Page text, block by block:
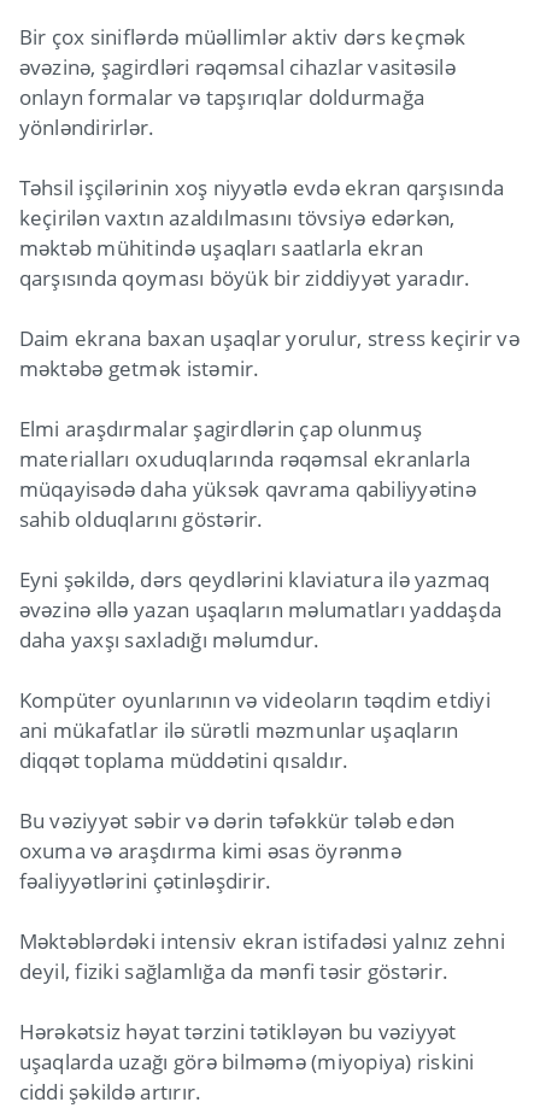
Bir çox siniflərdə müəllimlər aktiv dərs keçmək
əvəzinə, şagirdləri rəqəmsal cihazlar vasitəsilə
onlayn formalar və tapşırıqlar doldurmağa
yönləndirirlər.
Təhsil işçilərinin xoş niyyətlə evdə ekran qarşısında
keçirilən vaxtın azaldılmasını tövsiyə edərkən,
məktəb mühitində uşaqları saatlarla ekran
qarşısında qoyması böyük bir ziddiyyət yaradır.
Daim ekrana baxan uşaqlar yorulur, stress keçirir və
məktəbə getmək istəmir.
Elmi araşdırmalar şagirdlərin çap olunmuş
materialları oxuduqlarında rəqəmsal ekranlarla
müqayisədə daha yüksək qavrama qabiliyyətinə
sahib olduqlarını göstərir.
Eyni şəkildə, dərs qeydlərini klaviatura ilə yazmaq
əvəzinə əllə yazan uşaqların məlumatları yaddaşda
daha yaxşı saxladığı məlumdur.
Kompüter oyunlarının və videoların təqdim etdiyi
ani mükafatlar ilə sürətli məzmunlar uşaqların
diqqət toplama müddətini qısaldır.
Bu vəziyyət səbir və dərin təfəkkür tələb edən
oxuma və araşdırma kimi əsas öyrənmə
fəaliyyətlərini çətinləşdirir.
Məktəblərdəki intensiv ekran istifadəsi yalnız zehni
deyil, fiziki sağlamlığa da mənfi təsir göstərir.
Hərəkətsiz həyat tərzini tətikləyən bu vəziyyət
uşaqlarda uzağı görə bilməmə (miyopiya) riskini
ciddi şəkildə artırır.